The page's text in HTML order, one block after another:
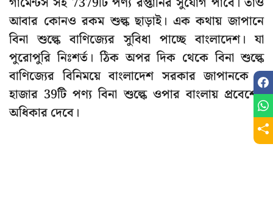
আবার কোনও রকম শুল্ক ছাড়াই। এক কথায় জাপানে
বিনা শুল্কে বাণিজ্যের সুবিধা পাচ্ছে বাংলাদেশ। যা
পুরোপুরি নিঃশর্ত। ঠিক অপর দিক থেকে বিনা শুল্কে
বাণিজ্যের বিনিময়ে বাংলাদেশ সরকার জাপানকে 1
হাজার 39টি পণ্য বিনা শুল্কে ওপার বাংলায় প্রবেশের
অধিকার দেবে।